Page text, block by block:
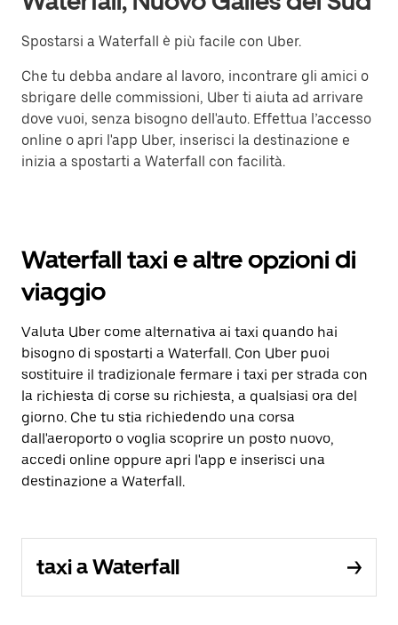
Spostarsi a Waterfall è più facile con Uber.
Che tu debba andare al lavoro, incontrare gli amici o
sbrigare delle commissioni, Uber ti aiuta ad arrivare
dove vuoi, senza bisogno dell'auto. Effettua l’accesso
online o apri l'app Uber, inserisci la destinazione e
inizia a spostarti a Waterfall con facilità.
Waterfall taxi e altre opzioni di
viaggio
Valuta Uber come alternativa ai taxi quando hai
bisogno di spostarti a Waterfall. Con Uber puoi
sostituire il tradizionale fermare i taxi per strada con
la richiesta di corse su richiesta, a qualsiasi ora del
giorno. Che tu stia richiedendo una corsa
dall'aeroporto o voglia scoprire un posto nuovo,
accedi online oppure apri l'app e inserisci una
destinazione a Waterfall.
taxi a Waterfall